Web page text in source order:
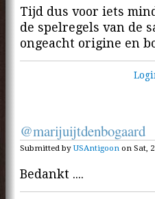
Tijd dus voor iets
de spelregels van de
ongeacht origine en
@marijuijtdenbogaard
Submitted byUSAntigoon on Sat,
Bedankt ....